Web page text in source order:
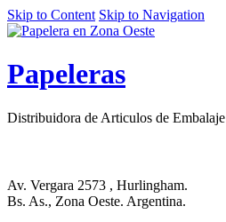
Skip to Content Skip to Navigation
Papeleras
Distribuidora de Articulos de Embalaje
Av. Vergara 2573 , Hurlingham.
Bs. As., Zona Oeste. Argentina.